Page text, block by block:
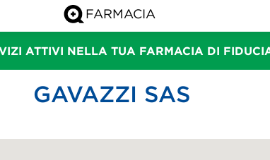
ATTIVI NELLA TUA FARMACIA DI
GAVAZZI SAS